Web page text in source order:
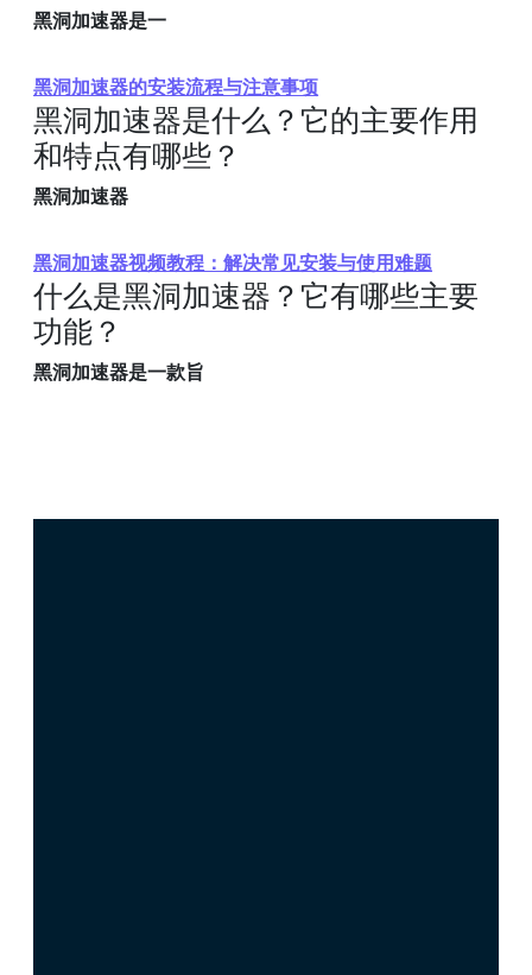
黑洞加速器是一
黑洞加速器的安装流程与注意事项
黑洞加速器是什么？它的主要作用
和特点有哪些？
黑洞加速器
黑洞加速器视频教程：解决常见安装与使用难题
什么是黑洞加速器？它有哪些主要
功能？
黑洞加速器是一款旨